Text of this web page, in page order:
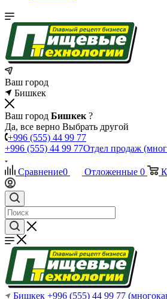
Ваш город
Бишкек
Ваш город Бишкек ?
Да, все верно Выбрать другой
+996 (555) 44 99 77
+996 (555) 44 99 77Отдел продаж
Сравнение0 Отложенные 0
Бишкек +996 (555) 44 99 77